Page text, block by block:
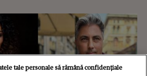
tale personale să rămână confidențiale